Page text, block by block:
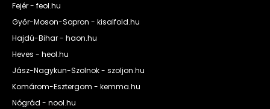
Fejér - feol.hu
Győr-Moson-Sopron - kisalfold.hu
Hajdú-Bihar - haon.hu
Heves - heol.hu
Jász-Nagykun-Szolnok - szoljon.hu
Komárom-Esztergom - kemma.hu
Nógrád - nool.hu